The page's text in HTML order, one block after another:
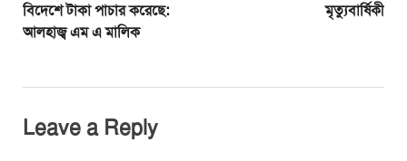
বিদেশে টাকা পাচার করেছে:
আলহাজ্ব এম এ মালিক
মৃত্যুবার্ষিকী
Leave a Reply